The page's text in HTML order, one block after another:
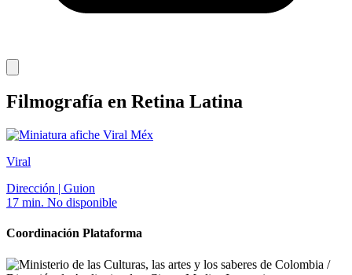
Filmografía en Retina Latina
Méx
Viral
Dirección | Guion
17 min. No disponible
Coordinación Plataforma